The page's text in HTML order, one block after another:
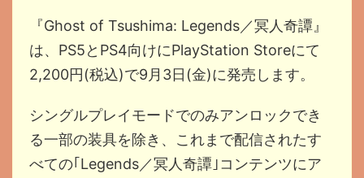
『Ghost of Tsushima: Legends／冥人奇譚』
は、PS5とPS4向けにPlayStation Storeにて
2,200円(税込)で9月3日(金)に発売します。
シングルプレイモードでのみアンロックでき
る一部の装具を除き、これまで配信されたす
べての｢Legends／冥人奇譚｣コンテンツにア